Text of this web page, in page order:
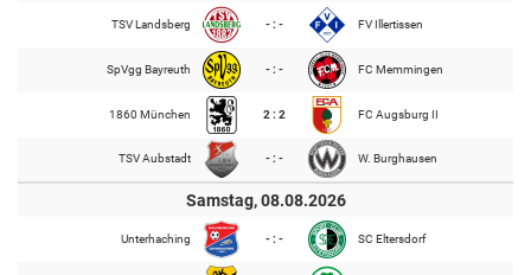
TSV Landsberg - : - FV Illertissen
SpVgg Bayreuth - : - FC Memmingen
1860 München 2 : 2 FC Augsburg II
TSV Aubstadt - : - W. Burghausen
Samstag, 08.08.2026
Unterhaching - : - SC Eltersdorf